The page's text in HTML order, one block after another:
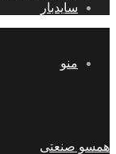
سایدبار
منو
همسو صنعتی